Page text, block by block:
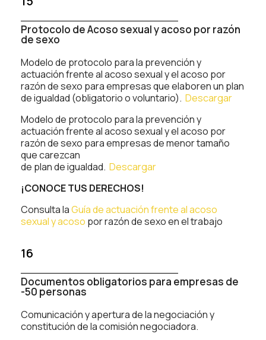
Protocolo de Acoso sexual y acoso por razón
de sexo
Modelo de protocolo para la prevención y
actuación frente al acoso sexual y el acoso por
razón de sexo para empresas que elaboren un plan
de igualdad (obligatorio o voluntario). Descargar
Modelo de protocolo para la prevención y
actuación frente al acoso sexual y el acoso por
razón de sexo para empresas de menor tamaño
que carezcan
de plan de igualdad. Descargar
¡CONOCE TUS DERECHOS!
Consulta laGuía de actuación frente al acoso
sexual y acoso por razón de sexo en el trabajo
16
Documentos obligatorios para empresas de
-50 personas
Comunicación y apertura de la negociación y
constitución de la comisión negociadora.